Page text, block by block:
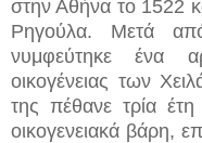
στην Αθήνα το 1522
Ρηγούλα. Μετά
νυμφεύτηκε ένα
οικογένειας των
της πέθανε τρία
οικογενειακά βάρη,